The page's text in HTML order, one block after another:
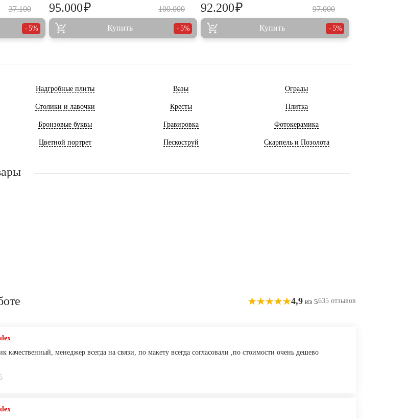
37.100
5%
100.000
95.000₽
Купить 5%
97.000
92.200₽
Купить 5%
Надгробные плиты Вазы Ограды
Столики и лавочки Кресты Плитка
Бронзовые буквы Гравировка Фотокерамика
Цветной портрет Пескоструй Скарпель и Позолота
4,9 из 5635 отзывов
качественный, менеджер всегда на связи, по макету всегда согласовали ,по стоимости очень дешево